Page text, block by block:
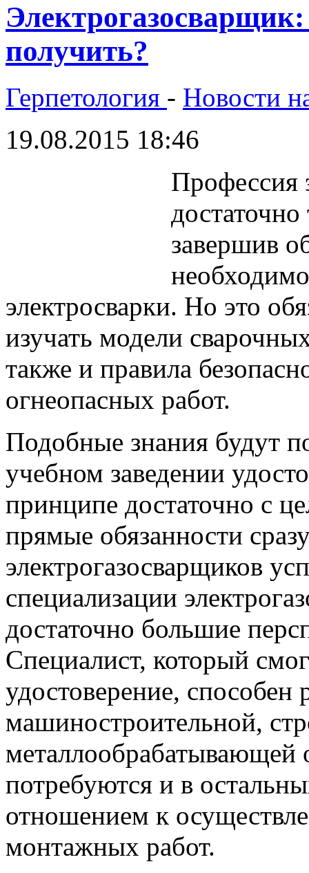
получить?
Герпетология - Новости
19.08.2015 18:46
Профессия
завершив
электросварки. Но это
изучать модели
также и правила
огнеопасных работ.
Подобные знания будут
учебном заведении
принципе достаточно с
прямые обязанности
электрогазосварщиков
специализации
достаточно большие
Специалист, который
удостоверение, способен
машиностроительной,
металлообрабатывающей
потребуются и в
отношением к
монтажных работ.